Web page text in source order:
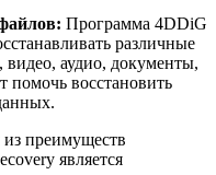
Программа 4DDiG
различные
аудио, документы,
восстановить
преимуществ
является